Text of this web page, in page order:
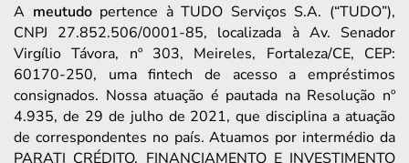
A meutudopertence à TUDO Serviços S.A. (“TUDO”),
CNPJ 27.852.506/0001-85, localizada à Av. Senador
Virgílio Távora, nº 303, Meireles, Fortaleza/CE, CEP:
60170-250, uma fintech de acesso a empréstimos
consignados. Nossa atuação é pautada na Resolução nº
4.935, de 29 de julho de 2021, que disciplina a atuação
de correspondentes no país. Atuamos por intermédio da
PARATI CRÉDITO, FINANCIAMENTO E INVESTIMENTO